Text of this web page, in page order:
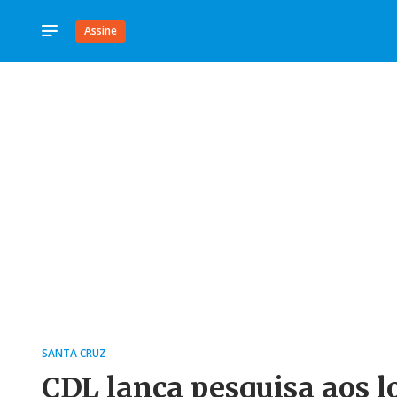
Assine
SANTA CRUZ
CDL lança pesquisa aos